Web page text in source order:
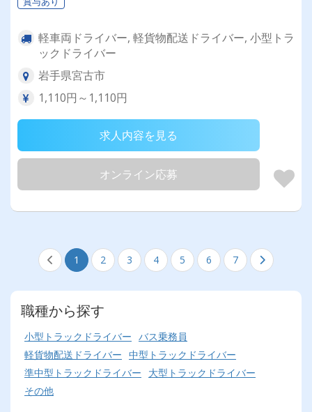
軽車両ドライバー, 軽貨物配送ドライバー, 小型トラ
ックドライバー
岩手県宮古市
1,110円～1,110円
求人内容を見る
オンライン応募
1 2 3 4 5 6 7
職種から探す
小型トラックドライバー バス乗務員
軽貨物配送ドライバー 中型トラックドライバー
準中型トラックドライバー
大型トラックドライバー
その他